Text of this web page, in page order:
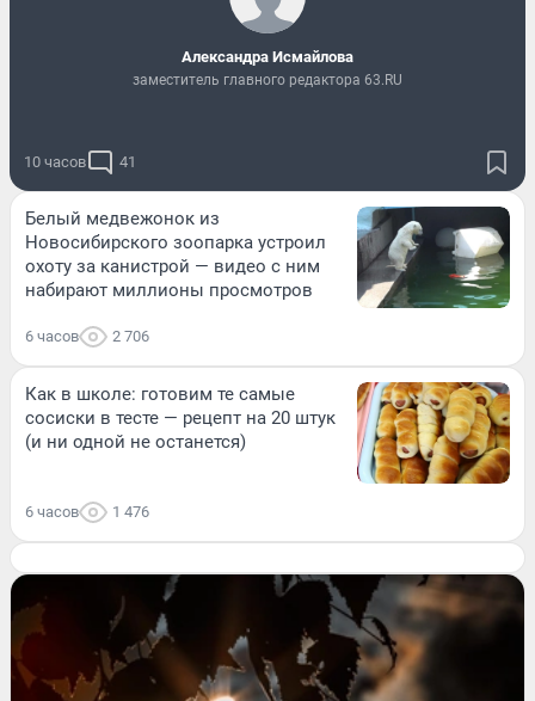
Александра Исмайлова
заместитель главного редактора 63.RU
10 часов 41
Белый медвежонок из
Новосибирского зоопарка устроил
охоту за канистрой — видео с ним
набирают миллионы просмотров
6 часов 2 706
Как в школе: готовим те самые
сосиски в тесте — рецепт на 20 штук
(и ни одной не останется)
6 часов 1 476